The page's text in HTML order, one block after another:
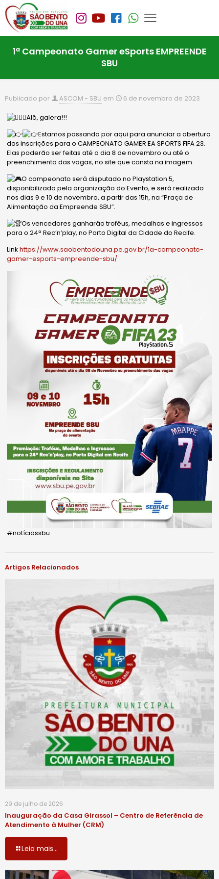
1ª Campeonato Gamer eSports EMPREENDE
SBU
Publicado por ASCOM - SBU em 6 de novembro de 2023
Alô, galera!!!
Estamos passando por aqui para anunciar a abertura
das inscrições para o CAMPEONATO GAMER EA SPORTS FIFA 23.
Elas poderão ser feitas até o dia 8 de novembro ou até o
preenchimento das vagas, no site que consta na imagem.
O campeonato será disputado no Playstation 5,
disponibilizado pela organização do Evento, e será realizado
nos dias 9 e 10 de novembro, a partir das 15h, na “Praça de
Alimentação da Empreende SBU”.
Osvencedores ganharão troféus, medalhas e ingressos
para o 24° Rec’n’play, no Porto Digital da Cidade do Recife.
Linkhttps://www.saobentodouna.pe.gov.br/1a-campeonato-
gamer-esports-empreende-sbu/
#notíciassbu
Artigos Relacionados
29 de julho de 2026
Inauguração da Casa Girassol – Centro de Referência de
Atendimento à Mulher (CRM)
Leia mais...